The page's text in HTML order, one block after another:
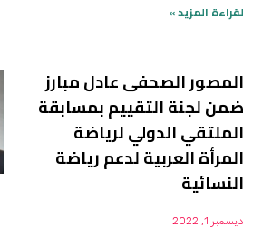
لقراءة المزيد »
المصور الصحفى عادل مبارز
ضمن لجنة التقييم بمسابقة
الملتقي الدولي لرياضة
المرأة العربية لدعم رياضة
النسائية
ديسمبر 1, 2022